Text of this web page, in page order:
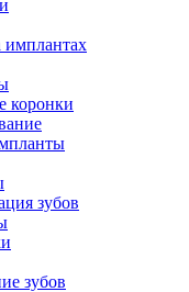
имплантах
коронки
зубов
зубов